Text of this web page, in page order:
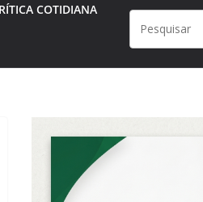
COTIDIANA